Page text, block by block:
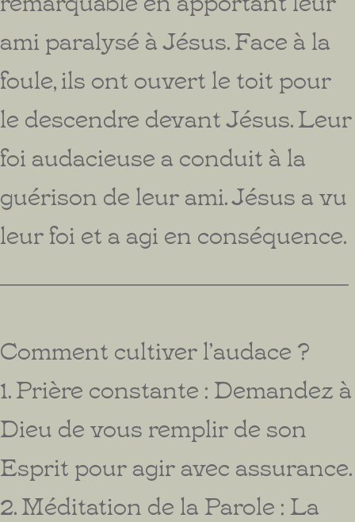
ami paralysé à Jésus. Face à la
foule, ils ont ouvert le toit pour
le descendre devant Jésus. Leur
foi audacieuse a conduit à la
guérison de leur ami. Jésus a vu
leur foi et a agi en conséquence.
Comment cultiver l’audace ?
1. Prière constante : Demandez à
Dieu de vous remplir de son
Esprit pour agir avec assurance.
2. Méditation de la Parole : La